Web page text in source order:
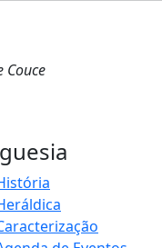
Couce